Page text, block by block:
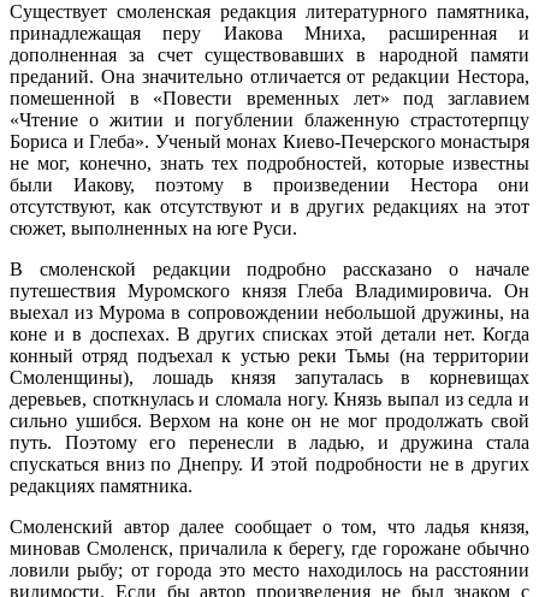
Существует смоленская редакция литературного памятника,
принадлежащая перу Иакова Мниха, расширенная и
дополненная за счет существовавших в народной памяти
преданий. Она значительно отличается от редакции Нестора,
помешенной в «Повести временных лет» под заглавием
«Чтение о житии и погублении блаженную страстотерпцу
Бориса и Глеба». Ученый монах Киево-Печерского монастыря
не мог, конечно, знать тех подробностей, которые известны
были Иакову, поэтому в произведении Нестора они
отсутствуют, как отсутствуют и в других редакциях на этот
сюжет, выполненных на юге Руси.
В смоленской редакции подробно рассказано о начале
путешествия Муромского князя Глеба Владимировича. Он
выехал из Мурома в сопровождении небольшой дружины, на
коне и в доспехах. В других списках этой детали нет. Когда
конный отряд подъехал к устью реки Тьмы (на территории
Смоленщины), лошадь князя запуталась в корневищах
деревьев, споткнулась и сломала ногу. Князь выпал из седла и
сильно ушибся. Верхом на коне он не мог продолжать свой
путь. Поэтому его перенесли в ладью, и дружина стала
спускаться вниз по Днепру. И этой подробности не в других
редакциях памятника.
Смоленский автор далее сообщает о том, что ладья князя,
миновав Смоленск, причалила к берегу, где горожане обычно
ловили рыбу; от города это место находилось на расстоянии
видимости. Если бы автор произведения не был знаком с